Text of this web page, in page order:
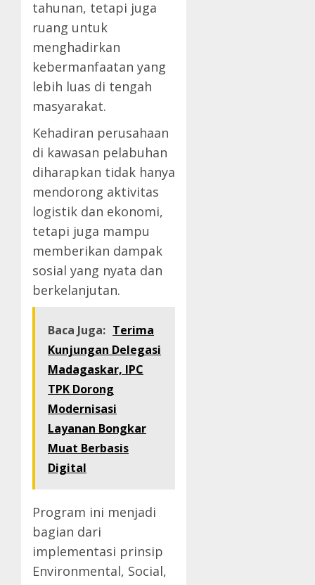
tahunan, tetapi juga
ruang untuk
menghadirkan
kebermanfaatan yang
lebih luas di tengah
masyarakat.
Kehadiran perusahaan
di kawasan pelabuhan
diharapkan tidak hanya
mendorong aktivitas
logistik dan ekonomi,
tetapi juga mampu
memberikan dampak
sosial yang nyata dan
berkelanjutan.
Baca Juga: Terima
Kunjungan Delegasi
Madagaskar, IPC
TPK Dorong
Modernisasi
Layanan Bongkar
Muat Berbasis
Digital
Program ini menjadi
bagian dari
implementasi prinsip
Environmental, Social,